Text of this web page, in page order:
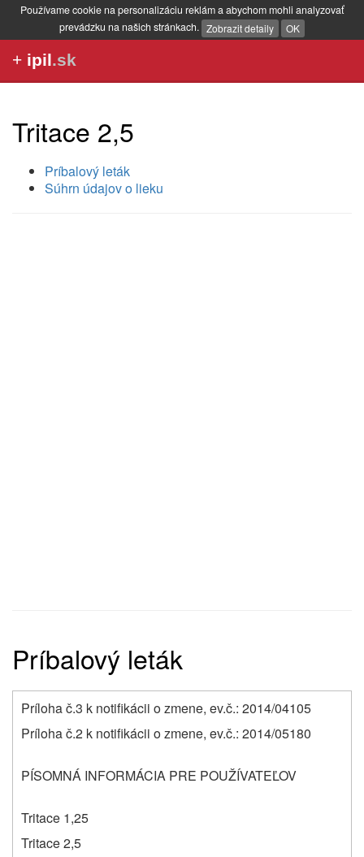
Používame cookie na personalizáciu reklám a abychom mohli analyzovať
prevádzku na našich stránkach. Zobrazit detaily OK
+ ipil.sk
Tritace 2,5
Príbalový leták
Súhrn údajov o lieku
Príbalový leták
Príloha č.3 k notifikácii o zmene, ev.č.: 2014/04105
Príloha č.2 k notifikácii o zmene, ev.č.: 2014/05180
PÍSOMNÁ INFORMÁCIA PRE POUŽÍVATEĽOV
Tritace 1,25
Tritace 2,5